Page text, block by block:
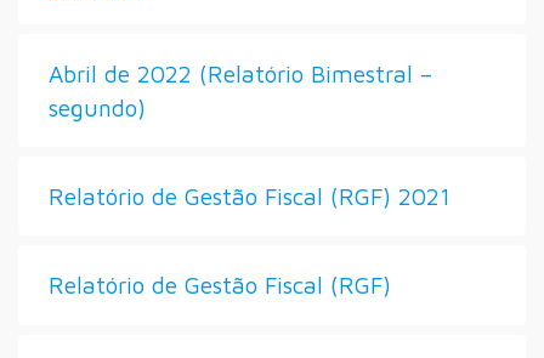
Abril de 2022 (Relatório Bimestral –
segundo)
Relatório de Gestão Fiscal (RGF) 2021
Relatório de Gestão Fiscal (RGF)